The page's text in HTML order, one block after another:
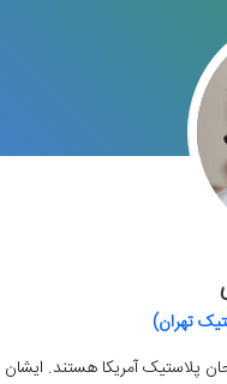
تهران)
آمریکا هستند. ایشان